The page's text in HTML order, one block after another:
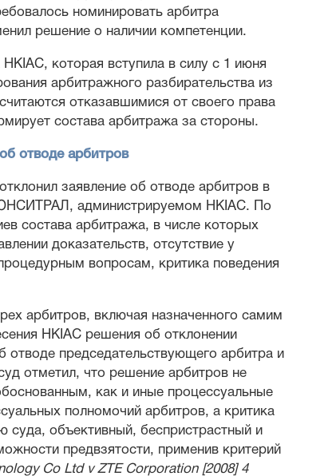
номинировать арбитра
решение о наличии компетенции.
которая вступила в силу с 1 июня
арбитражного разбирательства из
отказавшимися от своего права
состава арбитража за стороны.
отводе арбитров
отклонил заявление об отводе арбитров в
администрируемом HKIAC. По
состава арбитража, в числе которых
доказательств, отсутствие у
вопросам, критика поведения
арбитров, включая назначенного самим
HKIAC решения об отклонении
отводе председательствующего арбитра и
отметил, что решение арбитров не
как и иные процессуальные
полномочий арбитров, а критика
суда, объективный, беспристрастный и
предвзятости, применив критерий
Co Ltd v ZTE Corporation [2008] 4